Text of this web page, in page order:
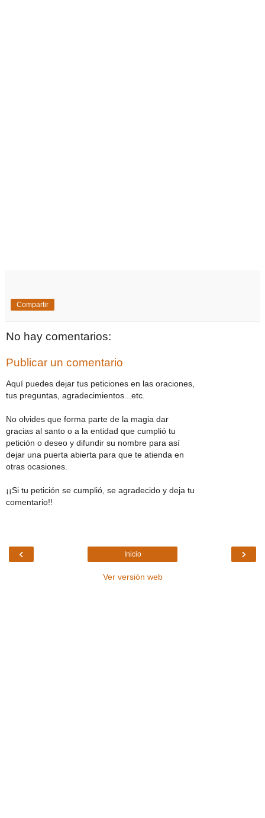
Compartir
No hay comentarios:
Publicar un comentario
Aquí puedes dejar tus peticiones en las oraciones,
tus preguntas, agradecimientos...etc.
No olvides que forma parte de la magia dar
gracias al santo o a la entidad que cumplió tu
petición o deseo y difundir su nombre para así
dejar una puerta abierta para que te atienda en
otras ocasiones.
¡¡Si tu petición se cumplió, se agradecido y deja tu
comentario!!
‹ ›
Inicio
Ver versión web